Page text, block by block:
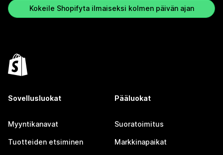
Kokeile Shopifyta ilmaiseksi kolmen päivän ajan
Sovellusluokat
Myyntikanavat
Tuotteiden etsiminen
Pääluokat
Suoratoimitus
Markkinapaikat